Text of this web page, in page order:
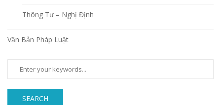
Thông Tư – Nghị Định
Văn Bản Pháp Luật
SEARCH